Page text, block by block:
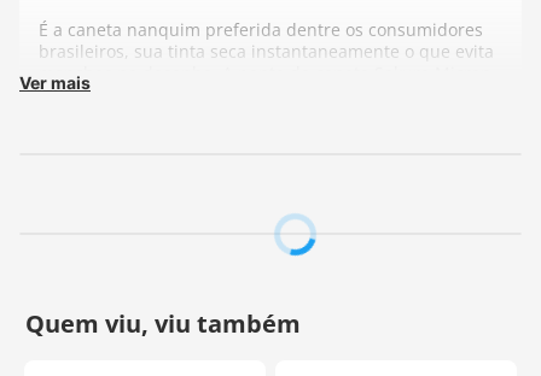
É a caneta nanquim preferida dentre os consumidores
brasileiros, sua tinta seca instantaneamente o que evita
manchas no desenho. A ponta da caneta Sakura Micron
Pigma é extremamente firme e resistente e possui uma
Ver mais